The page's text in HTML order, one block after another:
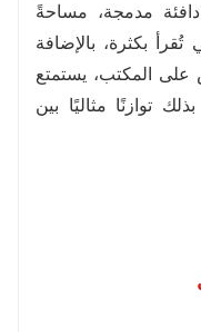
دافئة مدمجة، مساحةً
بكثرة، بالإضافة
على المكتب، يستمتع
توازنًا مثاليًا بين